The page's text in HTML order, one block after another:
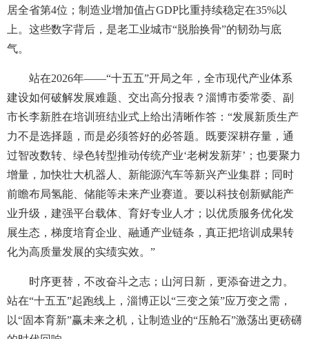
居全省第4位；制造业增加值占GDP比重持续稳定在35%以
上。这些数字背后，是老工业城市“脱胎换骨”的韧劲与底
气。
站在2026年——“十五五”开局之年，全市现代产业体系
建设如何破解发展难题、交出高分报表？淄博市委常委、副
市长李新胜在培训班结业式上给出清晰作答：“发展新质生产
力不是选择题，而是必须答好的必答题。既要深耕存量，通
过智改数转、绿色转型推动传统产业‘老树发新芽’；也要聚力
增量，加快壮大机器人、新能源汽车等新兴产业集群；同时
前瞻布局氢能、储能等未来产业赛道。要以科技创新赋能产
业升级，建强平台载体、育好专业人才；以优质服务优化发
展生态，梯度培育企业、融通产业链条，真正把培训成果转
化为高质量发展的实绩实效。”
时序更替，不改奋斗之志；山河日新，更添奋进之力。
站在“十五五”起跑线上，淄博正以“三变之策”应万变之需，
以“固本育新”赢未来之机，让制造业的“压舱石”激荡出更磅礴